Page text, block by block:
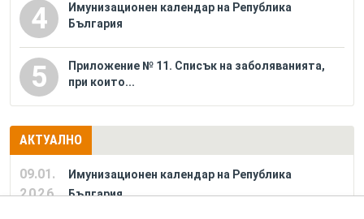
4
Имунизационен календар на Република
България
5
Приложение № 11. Списък на заболяванията,
при които...
АКТУАЛНО
09.01.
2026
Имунизационен календар на Република
България